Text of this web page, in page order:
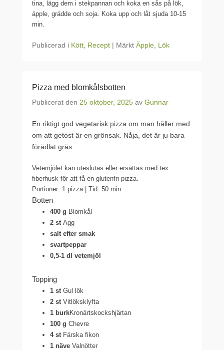
tina, lägg dem i stekpannan och koka en sås på lök,
äpple, grädde och soja. Koka upp och låt sjuda 10-15
min.
Publicerad i Kött Recept | Märkt Äpple Lök
Pizza med blomkålsbotten
Publicerat den 25 oktober, 2025 av Gunnar
En riktigt god vegetarisk pizza om man håller med
om att getost är en grönsak. Nåja, det är ju bara
förädlat gräs.
Vetemjölet kan uteslutas eller ersättas med tex
fiberhusk för att få en glutenfri pizza.
Portioner: 1 pizza | Tid: 50 min
Botten
400 g Blomkål
2 st Ägg
salt efter smak
svartpeppar
0,5-1 dl vetemjöl
Topping
1 st Gul lök
2 st Vitlöksklyfta
1 burkKronärtskockshjärtan
100 g Chevre
4 st Färska fikon
1 näve Valnötter